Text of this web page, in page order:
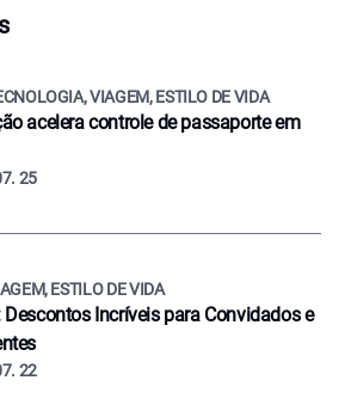
VIAGEM, ESTILO DE VIDA
acelera controle de passaporte em
25
ESTILO DE VIDA
Descontos Incríveis para Convidados e
22